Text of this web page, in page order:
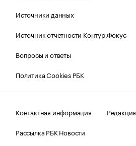
Источники данных
Источник отчетности Контур.Фокус
Вопросы и ответы
Политика Cookies РБК
Контактная информация
Редакция
Рассылка РБК Новости